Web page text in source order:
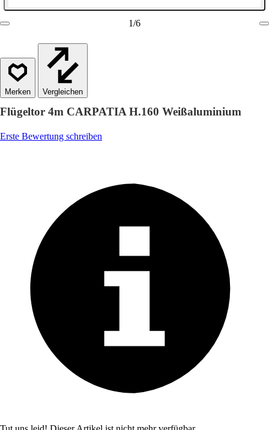
1/6
Vergleichen
Flügeltor 4m CARPATIA H.160 Weißaluminium
Erste Bewertung schreiben